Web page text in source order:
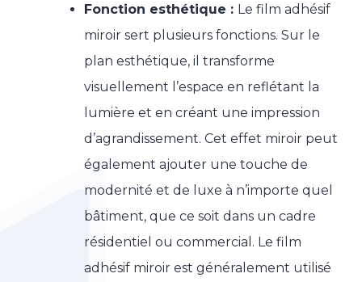
Fonction esthétique : Le film adhésif
miroir sert plusieurs fonctions. Sur le
plan esthétique, il transforme
visuellement l’espace en reflétant la
lumière et en créant une impression
d’agrandissement. Cet effet miroir peut
également ajouter une touche de
modernité et de luxe à n’importe quel
bâtiment, que ce soit dans un cadre
résidentiel ou commercial. Le film
adhésif miroir est généralement utilisé